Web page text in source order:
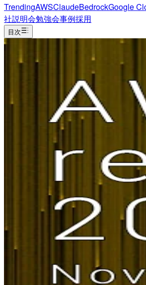
TrendingAWSClaudeBedrockGoogle
社説明会勉強会事例採用
目次